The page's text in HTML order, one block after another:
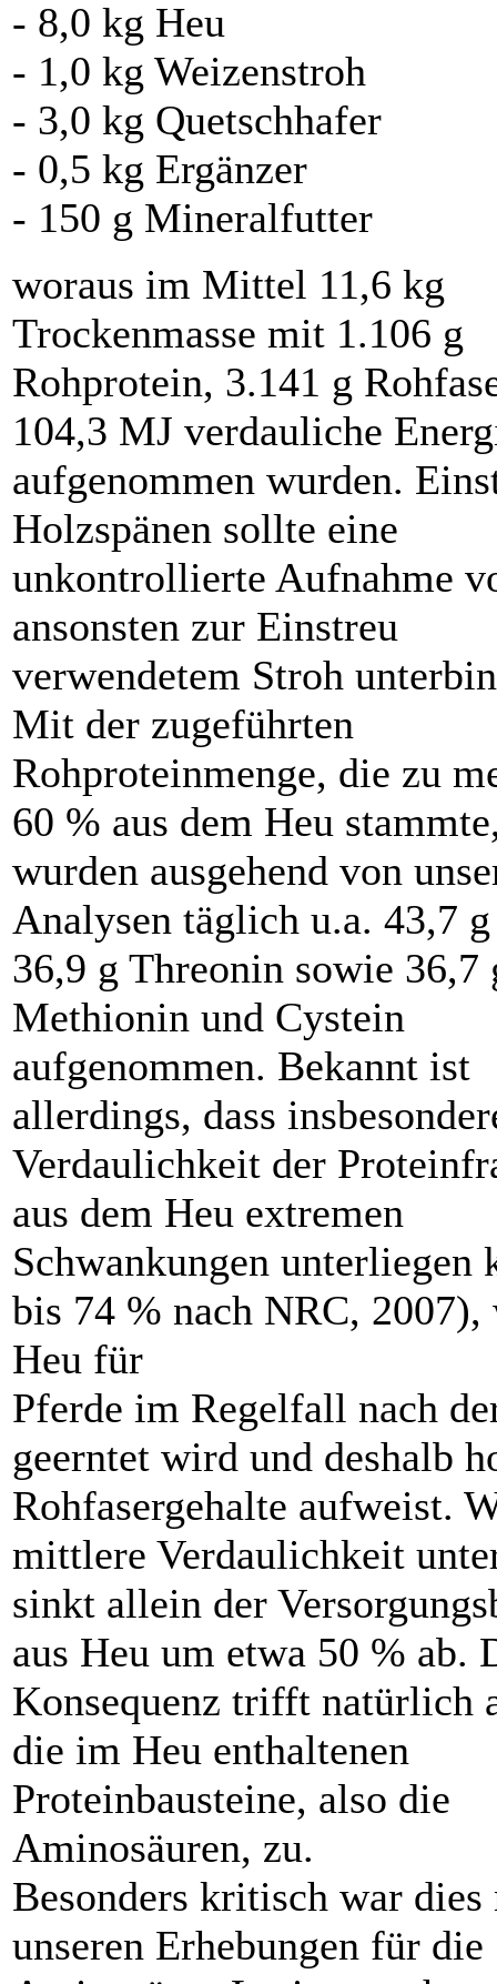
- 8,0 kg Heu
- 1,0 kg Weizenstroh
- 3,0 kg Quetschhafer
- 0,5 kg Ergänzer
- 150 g Mineralfutter
woraus im Mittel 11,6 kg
Trockenmasse mit 1.106 g
Rohprotein, 3.141 g
104,3 MJ verdauliche
aufgenommen wurden.
Holzspänen sollte eine
unkontrollierte Aufnahme
ansonsten zur Einstreu
verwendetem Stroh
Mit der zugeführten
Rohproteinmenge, die zu
60 % aus dem Heu
wurden ausgehend von
Analysen täglich u.a. 43,7
36,9 g Threonin sowie 36,7
Methionin und Cystein
aufgenommen. Bekannt ist
allerdings, dass
Verdaulichkeit der
aus dem Heu extremen
Schwankungen unterliegen
bis 74 % nach NRC,
Heu für
Pferde im Regelfall nach
geerntet wird und deshalb
Rohfasergehalte aufweist.
mittlere Verdaulichkeit
sinkt allein der
aus Heu um etwa 50 % ab.
Konsequenz trifft natürlich
die im Heu enthaltenen
Proteinbausteine, also die
Aminosäuren, zu.
Besonders kritisch war dies
unseren Erhebungen für die